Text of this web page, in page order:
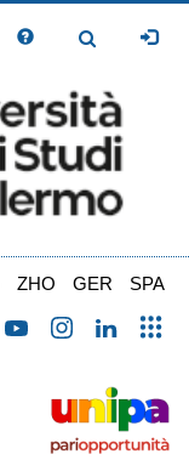
Toggle
ZHO GER SPA